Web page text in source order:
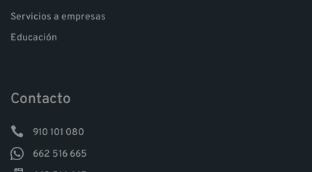
Servicios a empresas
Educación
Contacto
 910 101 080
 662 516 665